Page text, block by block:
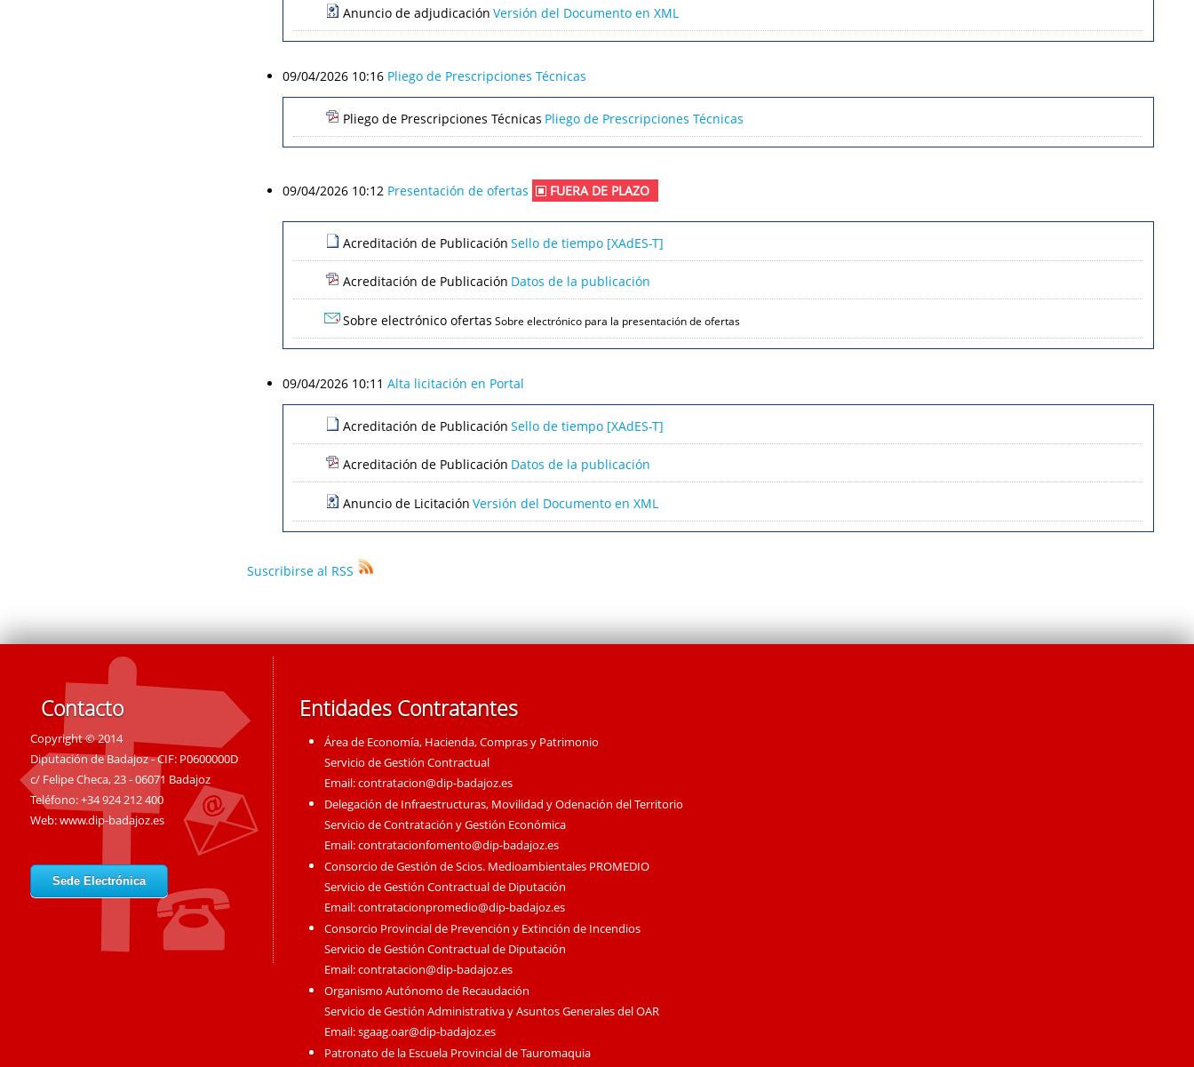
Anuncio de adjudicación Versión del Documento en XML
09/04/2026 10:16 Pliego de Prescripciones Técnicas
Pliego de Prescripciones Técnicas Pliego de Prescripciones Técnicas
09/04/2026 10:12 Presentación de ofertas FUERA DE PLAZO
Acreditación de Publicación Sello de tiempo [XAdES-T]
Acreditación de Publicación Datos de la publicación
Sobre electrónico ofertas Sobre electrónico para la presentación de ofertas
09/04/2026 10:11 Alta licitación en Portal
Acreditación de Publicación Sello de tiempo [XAdES-T]
Acreditación de Publicación Datos de la publicación
Anuncio de Licitación Versión del Documento en XML
Suscribirse al RSS
Contacto
Copyright © 2014
Diputación de Badajoz - CIF: P0600000D
c/ Felipe Checa, 23 - 06071 Badajoz
Teléfono: +34 924 212 400
Web:www.dip-badajoz.es
Sede Electrónica
Entidades Contratantes
Área de Economía, Hacienda, Compras y Patrimonio
Servicio de Gestión Contractual
Email:contratacion@dip-badajoz.es
Delegación de Infraestructuras, Movilidad y Odenación del Territorio
Servicio de Contratación y Gestión Económica
Email:contratacionfomento@dip-badajoz.es
Consorcio de Gestión de Scios. Medioambientales PROMEDIO
Servicio de Gestión Contractual de Diputación
Email:contratacionpromedio@dip-badajoz.es
Consorcio Provincial de Prevención y Extinción de Incendios
Servicio de Gestión Contractual de Diputación
Email:contratacion@dip-badajoz.es
Organismo Autónomo de Recaudación
Servicio de Gestión Administrativa y Asuntos Generales del OAR
Email:sgaag.oar@dip-badajoz.es
Patronato de la Escuela Provincial de Tauromaquia